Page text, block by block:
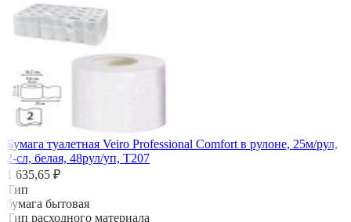
Бумага туалетная Veiro Professional Comfort в рулоне, 25м/рул,
2-сл, белая, 48рул/уп, Т207
1 635,65 ₽
Тип
бумага бытовая
Тип расходного материала